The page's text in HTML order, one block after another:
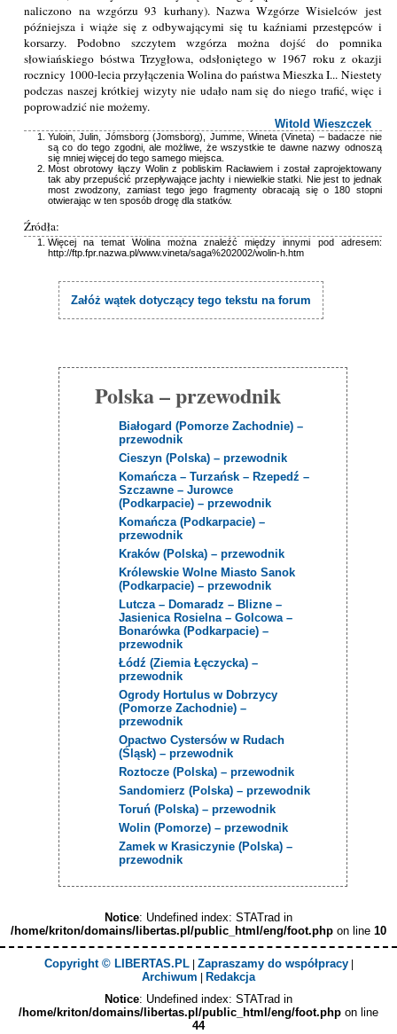
naliczono na wzgórzu 93 kurhany). Nazwa Wzgórze Wisielców jest
późniejsza i wiąże się z odbywającymi się tu kaźniami przestępców i
korsarzy. Podobno szczytem wzgórza można dojść do pomnika
słowiańskiego bóstwa Trzygłowa, odsłoniętego w 1967 roku z okazji
rocznicy 1000-lecia przyłączenia Wolina do państwa Mieszka I... Niestety
podczas naszej krótkiej wizyty nie udało nam się do niego trafić, więc i
poprowadzić nie możemy.
Witold Wieszczek
Yuloin, Julin, Jómsborg (Jomsborg), Jumme, Wineta (Vineta) – badacze nie
są co do tego zgodni, ale możliwe, że wszystkie te dawne nazwy odnoszą
się mniej więcej do tego samego miejsca.
Most obrotowy łączy Wolin z pobliskim Racławiem i został zaprojektowany
tak aby przepuścić przepływające jachty i niewielkie statki. Nie jest to jednak
most zwodzony, zamiast tego jego fragmenty obracają się o 180 stopni
otwierając w ten sposób drogę dla statków.
Źródła:
Więcej na temat Wolina można znaleźć między innymi pod adresem:
http://ftp.fpr.nazwa.pl/www.vineta/saga%202002/wolin-h.htm
Załóż wątek dotyczący tego tekstu na forum
Polska – przewodnik
Białogard (Pomorze Zachodnie) –
przewodnik
Cieszyn (Polska) – przewodnik
Komańcza – Turzańsk – Rzepedź –
Szczawne – Jurowce
(Podkarpacie) – przewodnik
Komańcza (Podkarpacie) –
przewodnik
Kraków (Polska) – przewodnik
Królewskie Wolne Miasto Sanok
(Podkarpacie) – przewodnik
Lutcza – Domaradz – Blizne –
Jasienica Rosielna – Golcowa –
Bonarówka (Podkarpacie) –
przewodnik
Łódź (Ziemia Łęczycka) –
przewodnik
Ogrody Hortulus w Dobrzycy
(Pomorze Zachodnie) –
przewodnik
Opactwo Cystersów w Rudach
(Śląsk) – przewodnik
Roztocze (Polska) – przewodnik
Sandomierz (Polska) – przewodnik
Toruń (Polska) – przewodnik
Wolin (Pomorze) – przewodnik
Zamek w Krasiczynie (Polska) –
przewodnik
Notice: Undefined index: STATrad in
/home/kriton/domains/libertas.pl/public_html/eng/foot.php on line 10
Copyright © LIBERTAS.PL| Zapraszamy do współpracy|
Archiwum
Redakcja
Notice: Undefined index: STATrad in
/home/kriton/domains/libertas.pl/public_html/eng/foot.php on line
44